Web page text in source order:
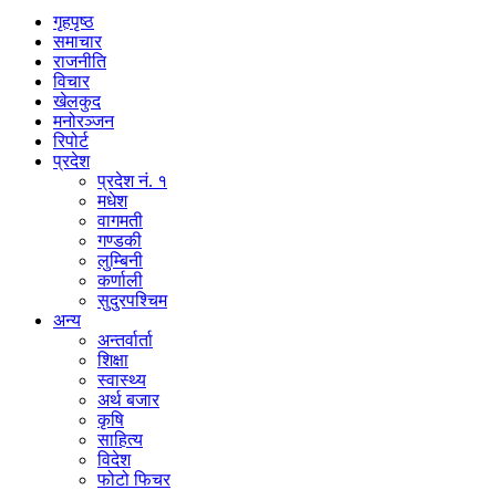
गृहपृष्ठ
समाचार
राजनीति
विचार
खेलकुद
मनोरञ्जन
रिपोर्ट
प्रदेश
प्रदेश नं. १
मधेश
वागमती
गण्डकी
लुम्बिनी
कर्णाली
सुदुरपश्चिम
अन्य
अन्तर्वार्ता
शिक्षा
स्वास्थ्य
अर्थ बजार
कृषि
साहित्य
विदेश
फोटो फिचर